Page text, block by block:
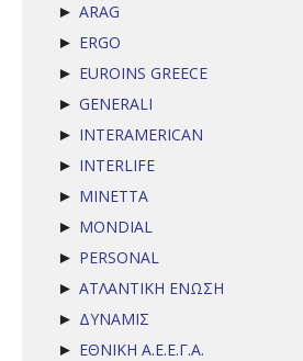
► ARAG
► ERGO
► EUROINS GREECE
► GENERALI
► INTERAMERICAN
► INTERLIFE
► MINETTA
► MONDIAL
► PERSONAL
► ΑΤΛΑΝΤΙΚΗ ΕΝΩΣΗ
► ΔΥΝΑΜΙΣ
► ΕΘΝΙΚΗ Α.Ε.Ε.Γ.Α.